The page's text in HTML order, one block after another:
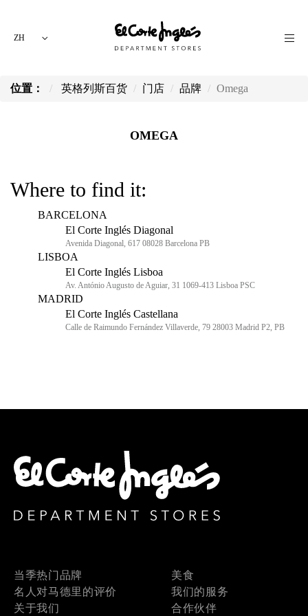
ZH
位置： 英格列斯百货 门店 品牌 Omega
OMEGA
Where to find it:
BARCELONA
El Corte Inglés Diagonal
Avenida Diagonal, 617 08028 Barcelona PB
LISBOA
El Corte Inglés Lisboa
Av. António Augusto de Aguiar, 31 1069-413 Lisboa PSC
MADRID
El Corte Inglés Castellana
Calle de Raimundo Fernández Villaverde, 79 28003 Madrid P2, PB
当季热门品牌
名人对马德里的评价
关于我们
美食
我们的服务
合作伙伴